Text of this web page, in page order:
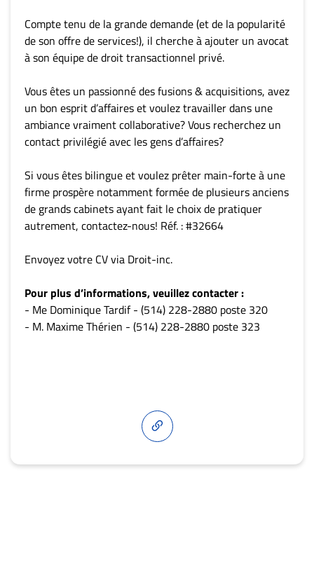
Compte tenu de la grande demande (et de la popularité
de son offre de services!), il cherche à ajouter un avocat
à son équipe de droit transactionnel privé.
Vous êtes un passionné des fusions & acquisitions, avez
un bon esprit d’affaires et voulez travailler dans une
ambiance vraiment collaborative? Vous recherchez un
contact privilégié avec les gens d’affaires?
Si vous êtes bilingue et voulez prêter main-forte à une
firme prospère notamment formée de plusieurs anciens
de grands cabinets ayant fait le choix de pratiquer
autrement, contactez-nous! Réf. : #32664
Envoyez votre CV via Droit-inc.
Pour plus d’informations, veuillez contacter :
- Me Dominique Tardif - (514) 228-2880 poste 320
- M. Maxime Thérien - (514) 228-2880 poste 323